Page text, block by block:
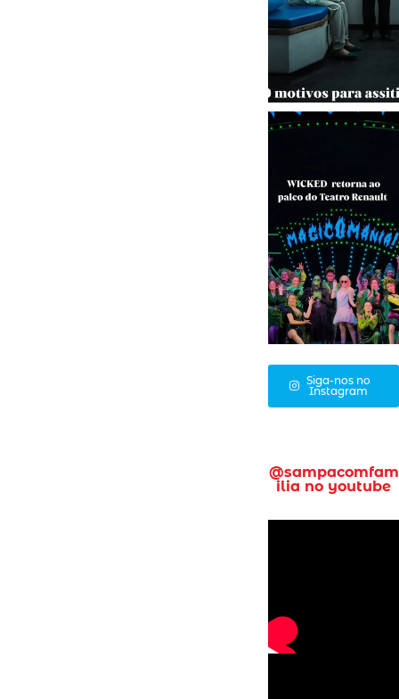
Siga-nos no
Instagram
@sampacomfam
ilia no youtube